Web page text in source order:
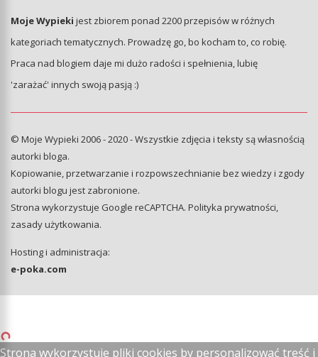
Moje Wypieki jest zbiorem ponad 2200 przepisów w różnych
kategoriach tematycznych. Prowadzę go, bo kocham to, co robię.
Praca nad blogiem daje mi dużo radości i spełnienia, lubię
'zarażać' innych swoją pasją :)
© Moje Wypieki 2006 - 2020 - Wszystkie zdjęcia i teksty są własnością
autorki bloga.
Kopiowanie, przetwarzanie i rozpowszechnianie bez wiedzy i zgody
autorki blogu jest zabronione.
Strona wykorzystuje Google reCAPTCHA. Polityka prywatności,
zasady użytkowania.
Hosting i administracja:
e-poka.com
Strona wykorzystuje pliki cookies by personalizować treść i